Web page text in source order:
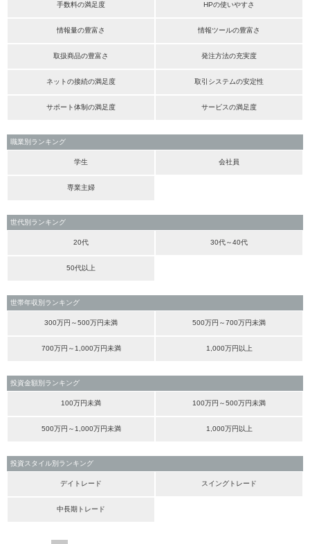
手数料の満足度 HPの使いやすさ
情報量の豊富さ 情報ツールの豊富さ
取扱商品の豊富さ 発注方法の充実度
ネットの接続の満足度 取引システムの安定性
サポート体制の満足度 サービスの満足度
職業別ランキング
学生 会社員
専業主婦
世代別ランキング
20代 30代～40代
50代以上
世帯年収別ランキング
300万円～500万円未満 500万円～700万円未満
700万円～1,000万円未満 1,000万円以上
投資金額別ランキング
100万円未満 100万円～500万円未満
500万円～1,000万円未満 1,000万円以上
投資スタイル別ランキング
デイトレード スイングトレード
中長期トレード